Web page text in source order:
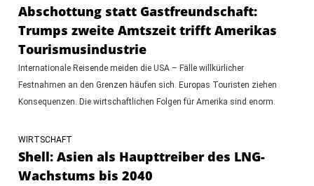
Abschottung statt Gastfreundschaft:
Trumps zweite Amtszeit trifft Amerikas
Tourismusindustrie
Internationale Reisende meiden die USA – Fälle willkürlicher
Festnahmen an den Grenzen häufen sich. Europas Touristen ziehen
Konsequenzen. Die wirtschaftlichen Folgen für Amerika sind enorm.
WIRTSCHAFT
Shell: Asien als Haupttreiber des LNG-
Wachstums bis 2040